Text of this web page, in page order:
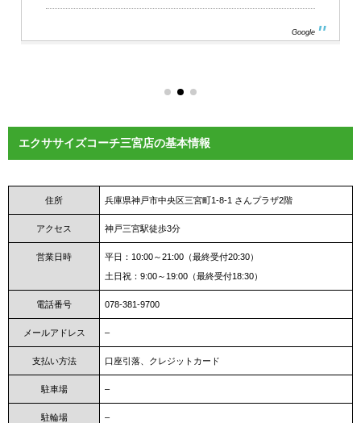
Google
エクササイズコーチ三宮店の基本情報
住所 兵庫県神戸市中央区三宮町1-8-1 さんプラザ2階
アクセス 神戸三宮駅徒歩3分
営業日時
平日：10:00～21:00（最終受付20:30）
土日祝：9:00～19:00（最終受付18:30）
電話番号 078-381-9700
メールアドレス –
支払い方法 口座引落、クレジットカード
駐車場 –
駐輪場 –